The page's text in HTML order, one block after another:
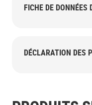
FICHE DE DONNÉES
DÉCLARATION DES